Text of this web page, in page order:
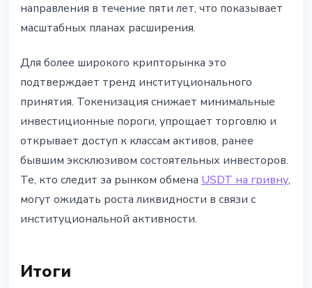
направления в течение пяти лет, что показывает
масштабных планах расширения.
Для более широкого крипторынка это
подтверждает тренд институционального
принятия. Токенизация снижает минимальные
инвестиционные пороги, упрощает торговлю и
открывает доступ к классам активов, ранее
бывшим эксклюзивом состоятельных инвесторов.
Те, кто следит за рынком обмена USDT на гривну,
могут ожидать роста ликвидности в связи с
институциональной активности.
Итоги